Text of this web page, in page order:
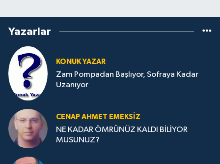
Yazarlar
KONUK YAZAR
Zam Pompadan Başlıyor, Sofraya Kadar
Uzanıyor
CENAP AHMET EMEKSİZ
NE KADAR ÖMRÜNÜZ KALDI BİLİYOR
MUSUNUZ?